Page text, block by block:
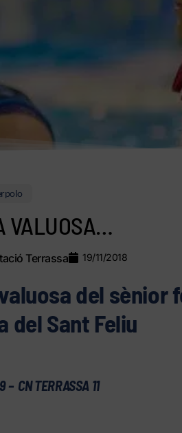
VALUOSA…
Terrassa 19/11/2018
del sènior
del Sant Feliu
– CN TERRASSA 11